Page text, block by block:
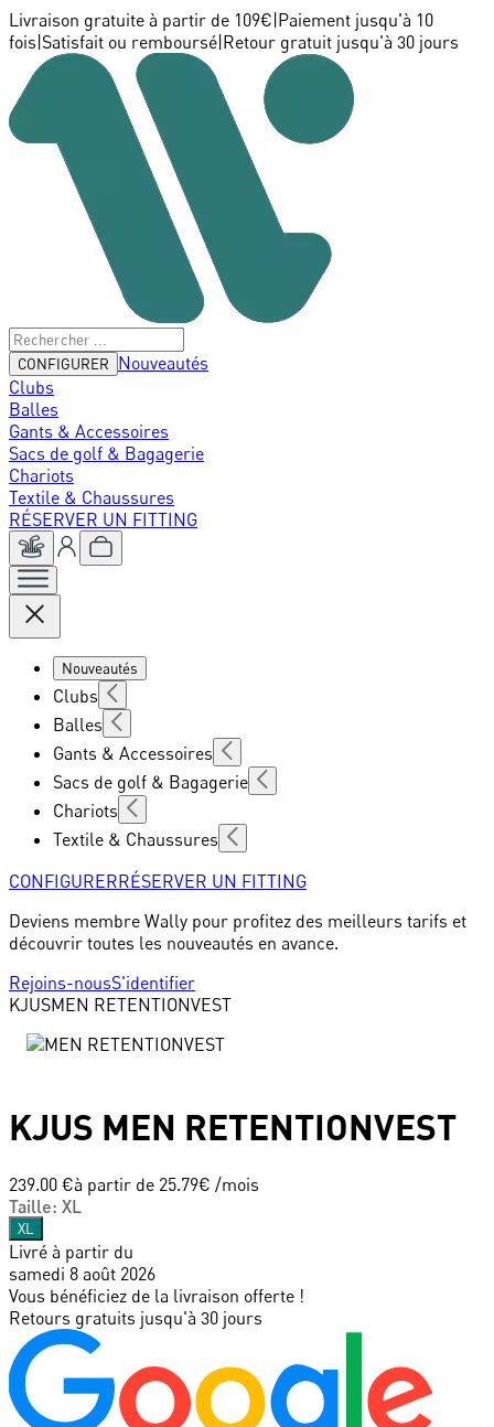
Livraison gratuite à partir de 109€ Paiement jusqu'à 10
fois Satisfait ou remboursé Retour gratuit jusqu'à 30 jours
CONFIGURER
Nouveautés
Clubs
Balles
Gants & Accessoires
Sacs de golf & Bagagerie
Chariots
Textile & Chaussures
RÉSERVER UN FITTING
Nouveautés
Clubs
Balles
Gants & Accessoires
Sacs de golf & Bagagerie
Chariots
Textile & Chaussures
CONFIGURERRÉSERVER UN FITTING
Deviens membre Wally pour profitez des meilleurs tarifs et
découvrir toutes les nouveautés en avance.
Rejoins-nousS'identifier
KJUSMEN RETENTIONVEST
KJUS MEN RETENTIONVEST
239.00 €à partir de 25.79€ /mois
Taille: XL
XL
Livré à partir du
samedi 8 août 2026
Vous bénéficiez de la livraison offerte !
Retours gratuits jusqu'à 30 jours